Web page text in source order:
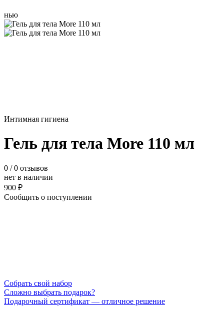
нью
Интимная гигиена
Гель для тела More 110 мл
0 / 0 отзывов
нет в наличии
900 ₽
Сообщить о поступлении
Cобрать свой набор
Сложно выбрать подарок?
Подарочный сертификат — отличное решение